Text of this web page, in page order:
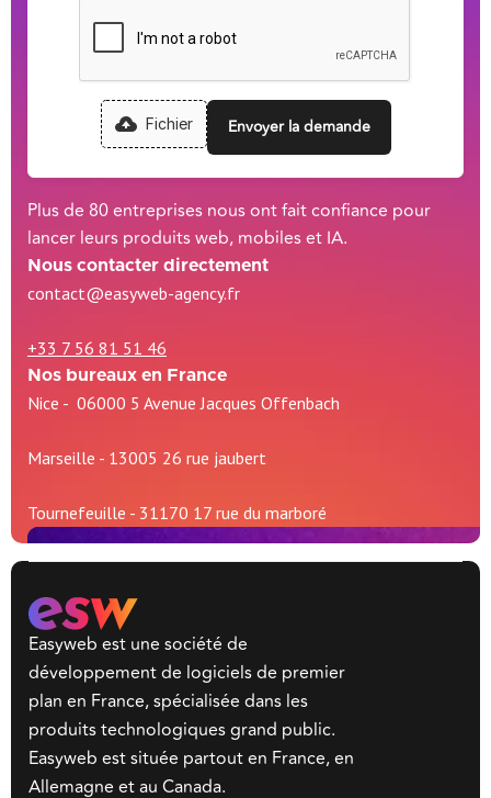
Plus de 80 entreprises nous ont fait confiance pour
lancer leurs produits web, mobiles et IA.
Nous contacter directement
contact@easyweb-agency.fr
+33 7 56 81 51 46
Nos bureaux en France
Nice - 06000 5 Avenue Jacques Offenbach
Marseille - 13005 26 rue jaubert
Tournefeuille - 31170 17 rue du marboré
Fichier
Easyweb est une société de
développement de logiciels de premier
plan en France, spécialisée dans les
produits technologiques grand public.
Easyweb est située partout en France, en
Allemagne et au Canada.